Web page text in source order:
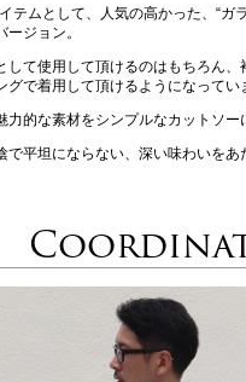
テムとして、人気の高かった、“ガ
ジョン。
して使用して頂けるのはもちろん、
グで着用して頂けるようになってい
力的な素材をシンプルなカットソー
で平坦にならない、深い味わいをあ